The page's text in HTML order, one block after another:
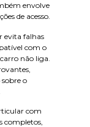
envolve
de acesso.
evita falhas
com o
não liga.
o
com
completos,